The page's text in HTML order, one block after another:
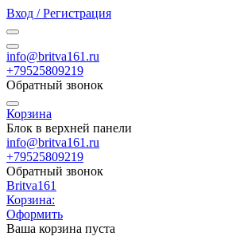
Вход / Регистрация
info@britva161.ru
+79525809219
Обратный звонок
Корзина
Блок в верхней панели
info@britva161.ru
+79525809219
Обратный звонок
Britva161
Корзина:
Оформить
Ваша корзина пуста